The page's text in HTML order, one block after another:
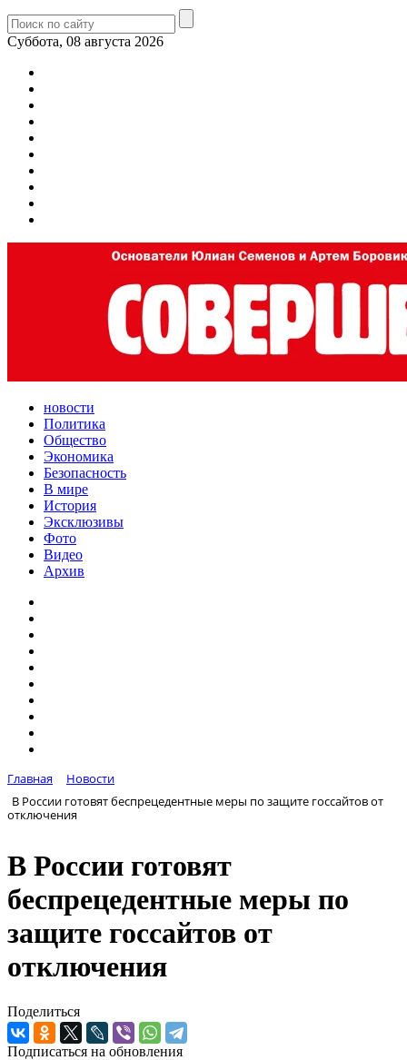
Суббота, 08 августа 2026
новости
Политика
Общество
Экономика
Безопасность
В мире
История
Эксклюзивы
Фото
Видео
Архив
Главная
Новости
В России готовят беспрецедентные меры по защите госсайтов от
отключения
В России готовят
беспрецедентные меры по
защите госсайтов от
отключения
Поделиться
Подписаться на обновления